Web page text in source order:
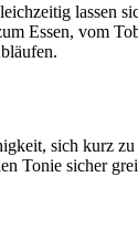
lassen
Essen, vom
sich kurz
Tonie sicher